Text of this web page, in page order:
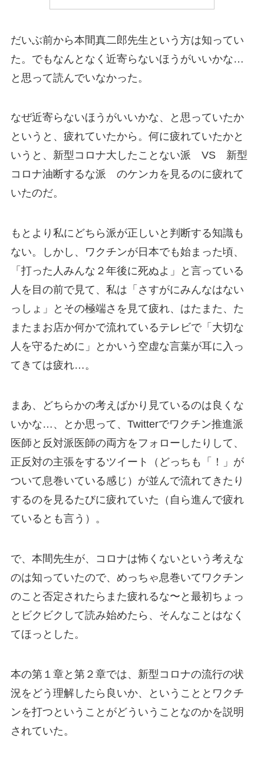
だいぶ前から本間真二郎先生という方は知ってい
た。でもなんとなく近寄らないほうがいいかな…
と思って読んでいなかった。
なぜ近寄らないほうがいいかな、と思っていたか
というと、疲れていたから。何に疲れていたかと
いうと、新型コロナ大したことない派 VS 新型
コロナ油断するな派 のケンカを見るのに疲れて
いたのだ。
もとより私にどちら派が正しいと判断する知識も
ない。しかし、ワクチンが日本でも始まった頃、
「打った人みんな２年後に死ぬよ」と言っている
人を目の前で見て、私は「さすがにみんなはない
っしょ」とその極端さを見て疲れ、はたまた、た
またまお店か何かで流れているテレビで「大切な
人を守るために」とかいう空虚な言葉が耳に入っ
てきては疲れ…。
まあ、どちらかの考えばかり見ているのは良くな
いかな…、とか思って、Twitterでワクチン推進派
医師と反対派医師の両方をフォローしたりして、
正反対の主張をするツイート（どっちも「！」が
ついて息巻いている感じ）が並んで流れてきたり
するのを見るたびに疲れていた（自ら進んで疲れ
ているとも言う）。
で、本間先生が、コロナは怖くないという考えな
のは知っていたので、めっちゃ息巻いてワクチン
のこと否定されたらまた疲れるな〜と最初ちょっ
とビクビクして読み始めたら、そんなことはなく
てほっとした。
本の第１章と第２章では、新型コロナの流行の状
況をどう理解したら良いか、ということとワクチ
ンを打つということがどういうことなのかを説明
されていた。